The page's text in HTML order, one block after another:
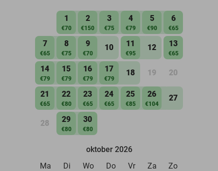
1
€70
2
€150
3
€75
4
€79
5
€90
6
€65
7
€65
8
€75
9
€70
10 11
€95
12 13
€65
14
€79
15
€79
16
€79
17
€79
18 19 20
21
€65
22
€80
23
€65
24
€65
25
€85
26
€104
27
28 29
€80
30
€80
oktober 2026
Ma
Di Wo Do Vr Za Zo